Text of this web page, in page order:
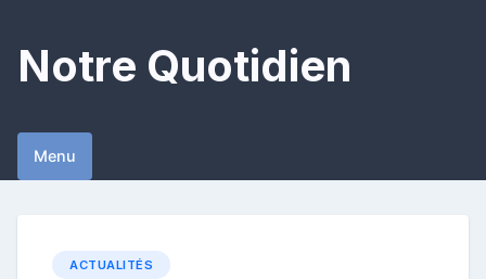
content
Notre Quotidien
Menu
ACTUALITÉS